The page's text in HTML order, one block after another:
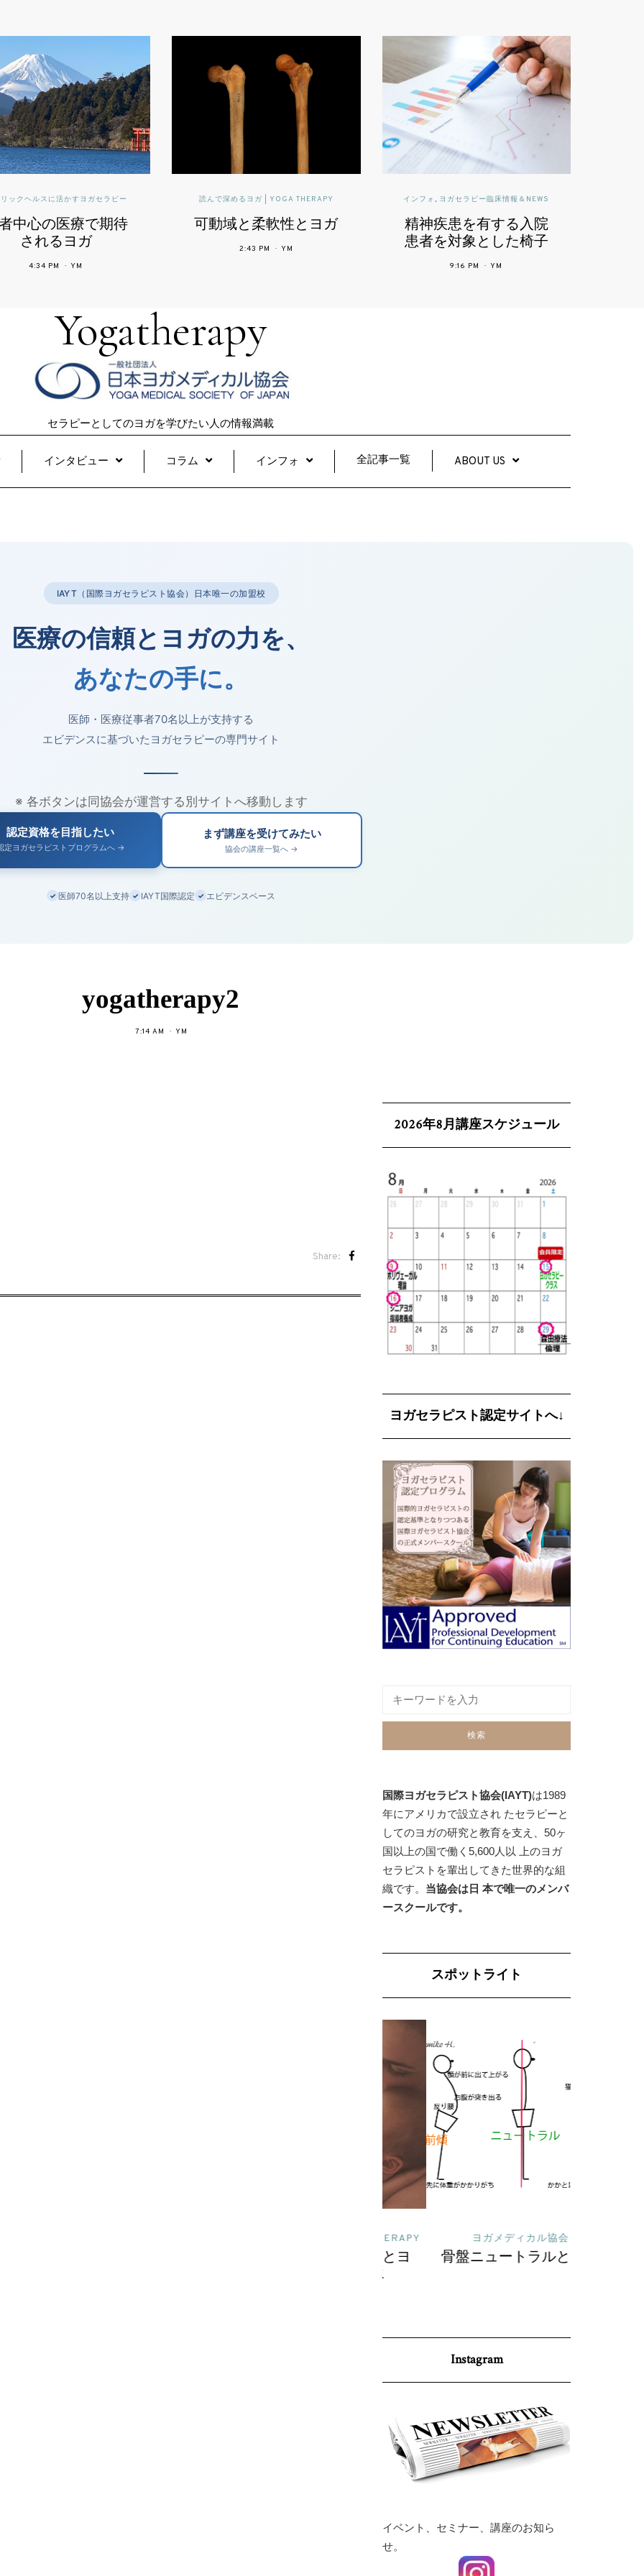
読んで深めるヨガ | YOGA THERAPY
可動域と柔軟性とヨガ
2:43 PM
インフォ ,ヨガセラピー臨床情報＆NEWS
精神疾患を有する入院
読んで深めるヨガ | YOGA THERAPY
ヨガで体を痛める原因
と痛めやすい場所とポ
12:03 PM
Yogatherapy
セラピーとしてのヨガを学びたい人の情報満載
インタビュー コラム インフォ 全記事一覧 ABOUT US
IAYT（国際ヨガセラピスト協会）日本唯一の加盟校
医療の信頼とヨガの力を、
あなたの手に。
医師・医療従事者70名以上が支持する
エビデンスに基づいたヨガセラピーの専門サイト
※ 各ボタンは同協会が運営する別サイトへ移動します
認定資格を目指したい
定ヨガセラピストプログラムへ →
まず講座を受けてみたい
協会の講座一覧へ →
✓ 医師70名以上支持 ✓ IAYT国際認定 ✓ エビデンスベース
yogatherapy2
7:14 AM YM
Share:
2026年8月講座スケジュール
ヨガセラピスト認定サイトへ↓
国際ヨガセラピスト協会(IAYT)は1989
年にアメリカで設立され たセラピーと
してのヨガの研究と教育を支え、50ヶ
国以上の国で働く5,600人以 上のヨガ
セラピストを輩出してきた世界的な組
織です。 当協会は日 本で唯一のメンバ
ースクールです。
スポットライト
ヨガメディカル協会
骨盤ニュートラルとヨガ
Instagram
イベント、セミナー、講座のお知ら
せ。